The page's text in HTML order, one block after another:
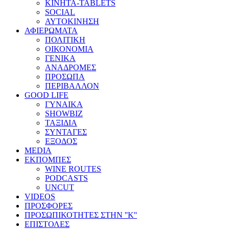
ΚΙΝΗΤΑ-TABLETS
SOCIAL
ΑΥΤΟΚΙΝΗΣΗ
ΑΦΙΕΡΩΜΑΤΑ
ΠΟΛΙΤΙΚΗ
ΟΙΚΟΝΟΜΙΑ
ΓΕΝΙΚΑ
ΑΝΑΔΡΟΜΕΣ
ΠΡΟΣΩΠΑ
ΠΕΡΙΒΑΛΛΟΝ
GOOD LIFE
ΓΥΝΑΙΚΑ
SHOWBIZ
ΤΑΞΙΔΙΑ
ΣΥΝΤΑΓΕΣ
ΕΞΟΔΟΣ
MEDIA
ΕΚΠΟΜΠΕΣ
WINE ROUTES
PODCASTS
UNCUT
VIDEOS
ΠΡΟΣΦΟΡΕΣ
ΠΡΟΣΩΠΙΚΟΤΗΤΕΣ ΣΤΗΝ ''Κ''
ΕΠΙΣΤΟΛΕΣ